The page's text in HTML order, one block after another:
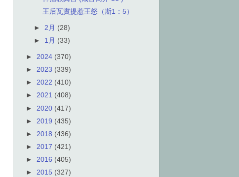
王后瓦實提惹王怒（斯1：5）
►2月 (28)
► 1月 (33)
► 2024 (370)
► 2023 (339)
► 2022 (410)
► 2021 (408)
► 2020 (417)
► 2019 (435)
► 2018 (436)
► 2017 (421)
► 2016 (405)
► 2015 (327)